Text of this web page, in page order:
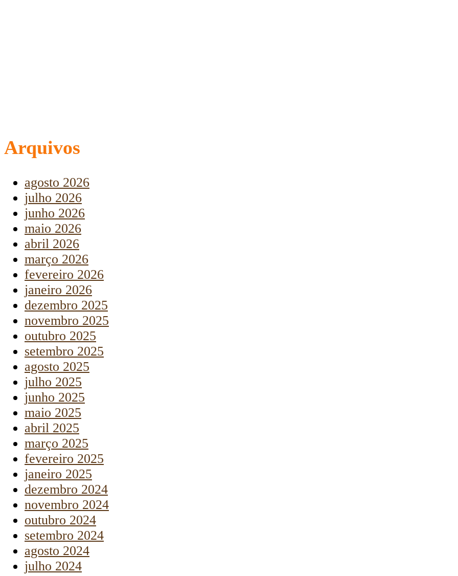
Arquivos
agosto 2026
julho 2026
junho 2026
maio 2026
abril 2026
março 2026
fevereiro 2026
janeiro 2026
dezembro 2025
novembro 2025
outubro 2025
setembro 2025
agosto 2025
julho 2025
junho 2025
maio 2025
abril 2025
março 2025
fevereiro 2025
janeiro 2025
dezembro 2024
novembro 2024
outubro 2024
setembro 2024
agosto 2024
julho 2024